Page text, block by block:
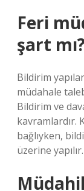
Feri
şart
Bildirim
müdahale
Bildirim ve
kavramlardır.
bağlıyken,
üzerine yapılır.